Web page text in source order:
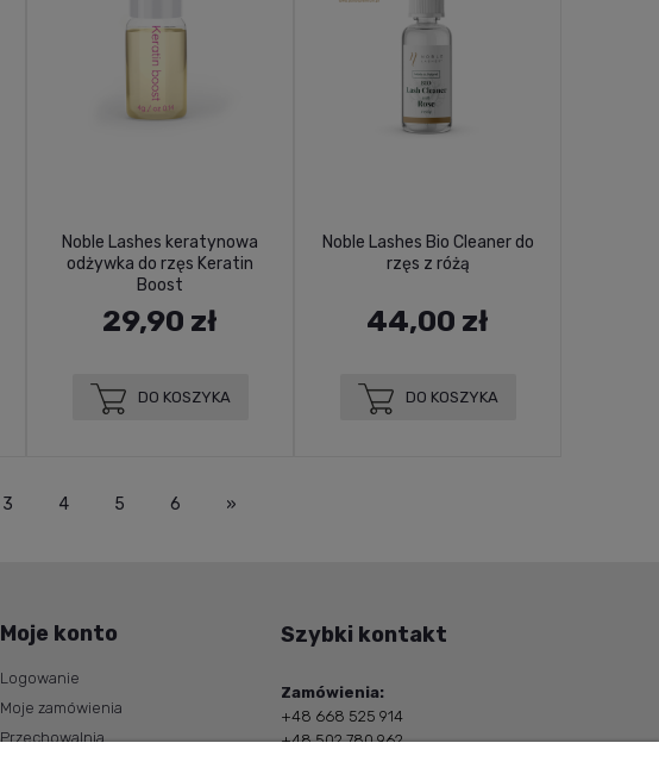
Noble Lashes keratynowa
odżywka do rzęs Keratin
Boost
29,90 zł
DO KOSZYKA
Noble Lashes Bio Cleaner do
rzęs z różą
44,00 zł
DO KOSZYKA
3 4 5 6 »
Moje konto
Logowanie
Moje zamówienia
Przechowalnia
Szybki kontakt
Zamówienia:
+48 668 525 914
+48 502 780 962